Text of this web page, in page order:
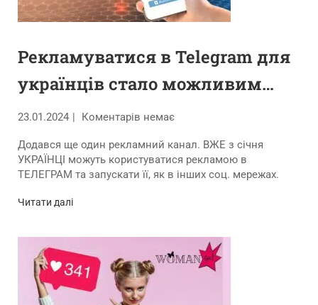
Рекламуватися в Telegram для
українців стало можливим
вже у січні
23.01.2024 Коментарів немає
Додався ще один рекламний канал. ВЖЕ з січня
УКРАЇНЦІ можуть користуватися рекламою в
ТЕЛЕГРАМ та запускати її, як в інших соц. мережах.
Читати далі